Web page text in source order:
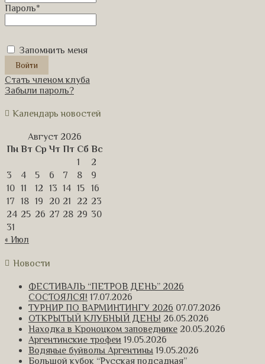
Пароль*
Запомнить меня
Стать членом клуба
Забыли пароль?
Календарь новостей
Август 2026
Пн Вт Ср Чт Пт Сб Вс
1
2
3
4 5 6 7 8
9
10 11 12 13 14 15
16
17
18 19 20 21 22 23
24 25 26 27 28 29 30
31
« Июл
Новости
ФЕСТИВАЛЬ “ПЕТРОВ ДЕНЬ” 2026
СОСТОЯЛСЯ! 17.07.2026
ТУРНИР ПО ВАРМИНТИНГУ 2026 07.07.2026
ОТКРЫТЫЙ КЛУБНЫЙ ДЕНЬ! 26.05.2026
Находка в Кроноцком заповеднике 20.05.2026
Аргентинские трофеи 19.05.2026
Водяные буйволы Аргентины 19.05.2026
Большой кубок “Русская подсадная”